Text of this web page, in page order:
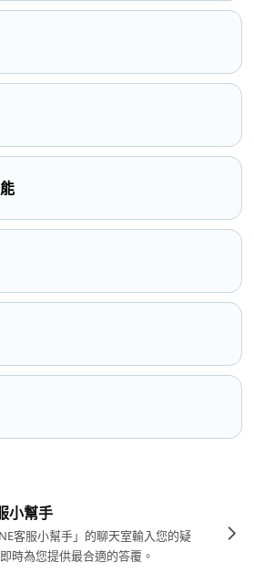
小幫手
客服小幫手」的聊天室輸入您的疑
時為您提供最合適的答覆。